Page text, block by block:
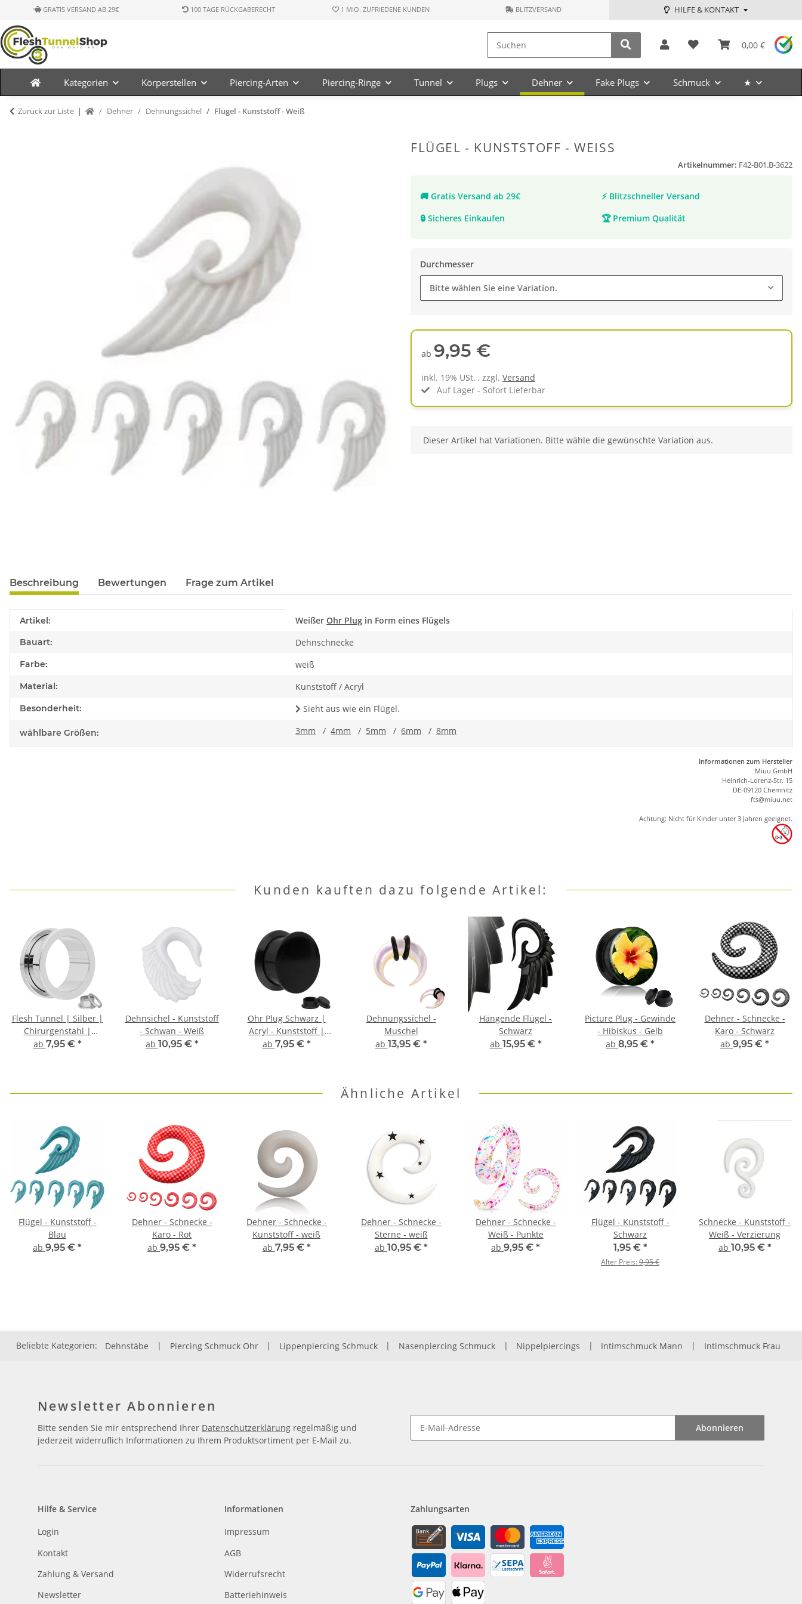
GRATIS VERSAND AB 29€ 100 TAGE RÜCKGABERECHT 1 MIO. ZUFRIEDENE KUNDEN BLITZVERSAND HILFE & KONTAKT
0,00 €
Kategorien Körperstellen Piercing-Arten Piercing-Ringe Tunnel Plugs Dehner Fake Plugs Schmuck ★
Zurück zur Liste Dehner Dehnungssichel Flügel - Kunststoff - Weiß
FLÜGEL - KUNSTSTOFF - WEISS
Artikelnummer: F42-B01.B-3622
🚚 Gratis Versand ab 29€ ⚡ Blitzschneller Versand
🔒 Sicheres Einkaufen 🏆 Premium Qualität
Durchmesser
Bitte wählen Sie eine Variation.
ab 9,95 €
inkl. 19% USt. , zzgl. Versand
Auf Lager - Sofort Lieferbar
x
Dieser Artikel hat Variationen. Bitte wähle die gewünschte Variation aus.
Beschreibung Bewertungen Frage zum Artikel
Produkteigenschaft
Wert
Artikel: Weißer Ohr Plug in Form eines Flügels
Bauart: Dehnschnecke
Farbe: weiß
Material: Kunststoff / Acryl
Besonderheit: Sieht aus wie ein Flügel.
wählbare Größen: 3mm / 4mm / 5mm / 6mm / 8mm
Informationen zum Hersteller
Miuu GmbH
Heinrich-Lorenz-Str. 15
DE-09120 Chemnitz
fts@miuu.net
Achtung: Nicht für Kinder unter 3 Jahren geeignet.
Kunden kauften dazu folgende Artikel:
Flesh Tunnel | Silber |
Chirurgenstahl |
Gewinde Ohrtunnel
ab 7,95 € *
Dehnsichel - Kunststoff
- Schwan - Weiß
ab 10,95 € *
Ohr Plug Schwarz |
Acryl - Kunststoff |
Gewinde
ab 7,95 € *
Dehnungssichel -
Muschel
ab 13,95 € *
Hängende Flügel -
Schwarz
ab 15,95 € *
Picture Plug - Gewinde
- Hibiskus - Gelb
ab 8,95 € *
Dehner - Schnecke -
Karo - Schwarz
ab 9,95 € *
Ähnliche Artikel
Flügel - Kunststoff -
Blau
ab 9,95 € *
Dehner - Schnecke -
Karo - Rot
ab 9,95 € *
Dehner - Schnecke -
Kunststoff - weiß
ab 7,95 € *
Dehner - Schnecke -
Sterne - weiß
ab 10,95 € *
Dehner - Schnecke -
Weiß - Punkte
ab 9,95 € *
Flügel - Kunststoff -
Schwarz
1,95 € *
Alter Preis:9,95 €
Schnecke - Kunststoff -
Weiß - Verzierung
ab 10,95 € *
Beliebte Kategorien: Dehnstäbe | Piercing Schmuck Ohr | Lippenpiercing Schmuck | Nasenpiercing Schmuck | Nippelpiercings | Intimschmuck Mann | Intimschmuck Frau
Newsletter Abonnieren
Bitte senden Sie mir entsprechend Ihrer Datenschutzerklärung regelmäßig und
jederzeit widerruflich Informationen zu Ihrem Produktsortiment per E-Mail zu.
Abonnieren
Hilfe & Service
Login
Kontakt
Zahlung & Versand
Newsletter
Informationen
Impressum
AGB
Widerrufsrecht
Batteriehinweis
Zahlungsarten